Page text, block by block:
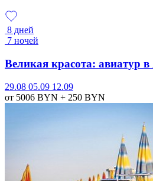
8 дней
7 ночей
Великая красота: авиатур
29.08 05.09 12.09
от 5006 BYN + 250 BYN